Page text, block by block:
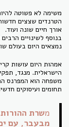
משימה לא פשוטה
הטרנדים שצצים
אורך חיים שונה ועוד.
בנוסף לשינויים
נמצאים היום בעולם
אמהות היום עושות
הישראלית. מנגד,
משפחה הוא המפרנס
תחומים ועיסוקים
משרת
מבעבר, עם